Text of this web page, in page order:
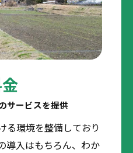
サービスを提供
る環境を整備しており
導入はもちろん、わか